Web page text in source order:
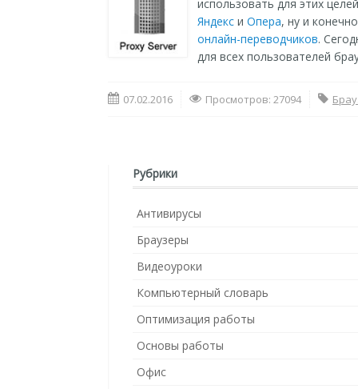
использовать для этих
Яндекс и Опера, ну и
онлайн-переводчиков.
для всех пользователей
07.02.2016 Просмотров: 27094
Рубрики
Антивирусы
Браузеры
Видеоуроки
Компьютерный словарь
Оптимизация работы
Основы работы
Офис